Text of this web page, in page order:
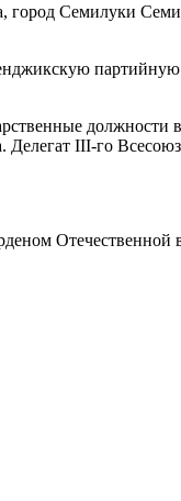
город Семилуки
должности
III-го
Отечественной